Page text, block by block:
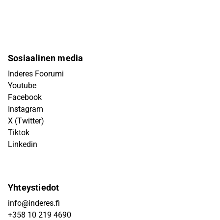
Sosiaalinen media
Inderes Foorumi
Youtube
Facebook
Instagram
X (Twitter)
Tiktok
Linkedin
Yhteystiedot
info@inderes.fi
+358 10 219 4690